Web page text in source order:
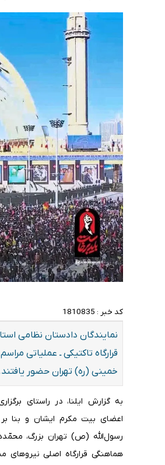
کد خبر : 1810835
نمایندگان دادستان نظامی
قرارگاه تاکتیکی ـ عملیاتی
خمینی (ره) تهران حضور
به گزارش ایلنا، در راستای
اعضای بیت مکرم ایشان و بنا
رسول‌الله (ص) تهران بزرگ،
هماهنگی قرارگاه اصلی